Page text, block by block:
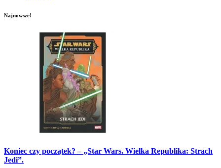
Najnowsze!
Koniec czy początek? – „Star Wars. Wielka Republika: Strach
Jedi”.